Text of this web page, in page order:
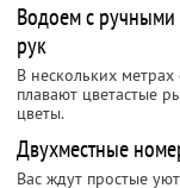
Водоем с
рук
В нескольких
плавают цветастые
цветы.
Двухместные
Вас ждут простые